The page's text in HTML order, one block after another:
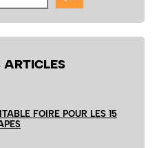
ARTICLES
FOIRE POUR LES 15